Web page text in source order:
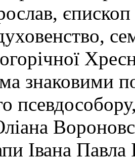
знаковими
Івана Павла